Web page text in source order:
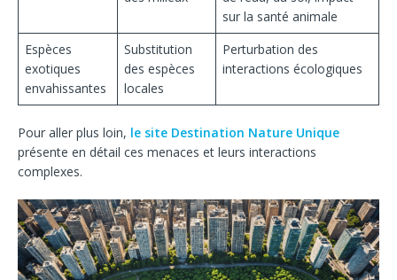
sur la santé animale
Espèces
exotiques
envahissantes
Substitution
des espèces
locales
Perturbation des
interactions écologiques
Pour aller plus loin, le site Destination Nature Unique
présente en détail ces menaces et leurs interactions
complexes.